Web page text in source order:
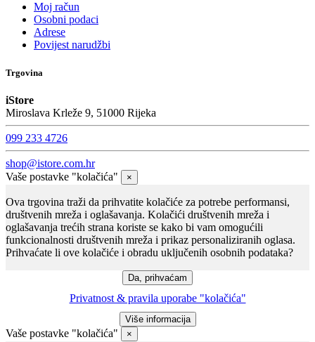
Moj račun
Osobni podaci
Adrese
Povijest narudžbi
Trgovina
iStore
Miroslava Krleže 9, 51000 Rijeka
099 233 4726
shop@istore.com.hr
Vaše postavke "kolačića"
×
Ova trgovina traži da prihvatite kolačiće za potrebe performansi,
društvenih mreža i oglašavanja. Kolačići društvenih mreža i
oglašavanja trećih strana koriste se kako bi vam omogućili
funkcionalnosti društvenih mreža i prikaz personaliziranih oglasa.
Prihvaćate li ove kolačiće i obradu uključenih osobnih podataka?
Privatnost & pravila uporabe "kolačića"
Vaše postavke "kolačića" ×